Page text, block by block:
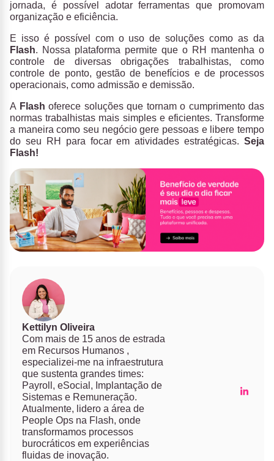
jornada, é possível adotar ferramentas que promovam
organização e eficiência.
E isso é possível com o uso de soluções como as da
Flash. Nossa plataforma permite que o RH mantenha o
controle de diversas obrigações trabalhistas, como
controle de ponto, gestão de benefícios e de processos
operacionais, como admissão e demissão.
A Flash oferece soluções que tornam o cumprimento das
normas trabalhistas mais simples e eficientes. Transforme
a maneira como seu negócio gere pessoas e libere tempo
do seu RH para focar em atividades estratégicas. Seja
Flash!
Kettilyn Oliveira
Com mais de 15 anos de estrada
em Recursos Humanos ,
especializei-me na infraestrutura
que sustenta grandes times:
Payroll, eSocial, Implantação de
Sistemas e Remuneração.
Atualmente, lidero a área de
People Ops na Flash, onde
transformamos processos
burocráticos em experiências
fluidas de inovação.